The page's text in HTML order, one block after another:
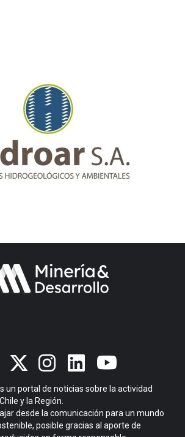
un portal de noticias sobre la actividad
y la Región.
desde la comunicación para un mundo
posible gracias al aporte de